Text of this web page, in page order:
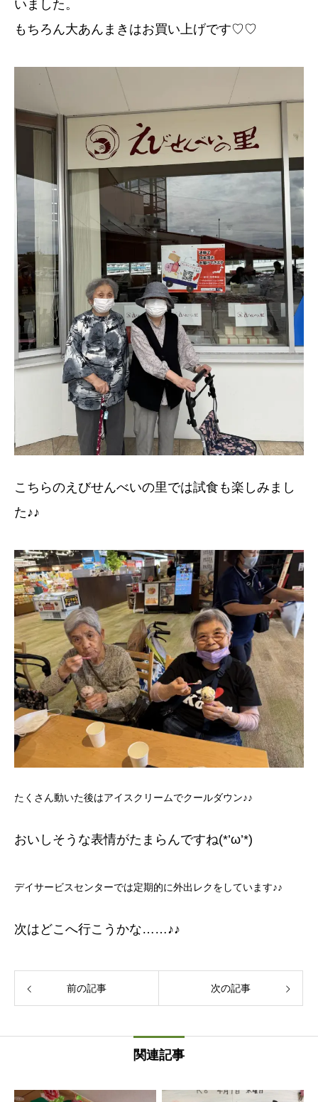
いました。
もちろん大あんまきはお買い上げです♡♡
こちらのえびせんべいの里では試食も楽しみまし
た♪♪
たくさん動いた後はアイスクリームでクールダウン♪♪
おいしそうな表情がたまらんですね(*’ω’*)
デイサービスセンターでは定期的に外出レクをしています♪♪
次はどこへ行こうかな……♪♪
前の記事 次の記事
関連記事